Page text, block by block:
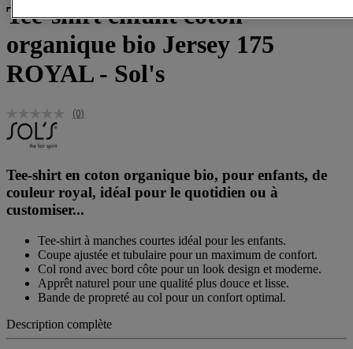
Tee-shirt enfant coton
organique bio Jersey 175
ROYAL - Sol's
(0)
Tee-shirt en coton organique bio, pour enfants, de
couleur royal, idéal pour le quotidien ou à
customiser...
Tee-shirt à manches courtes idéal pour les enfants.
Coupe ajustée et tubulaire pour un maximum de confort.
Col rond avec bord côte pour un look design et moderne.
Apprêt naturel pour une qualité plus douce et lisse.
Bande de propreté au col pour un confort optimal.
Description complète